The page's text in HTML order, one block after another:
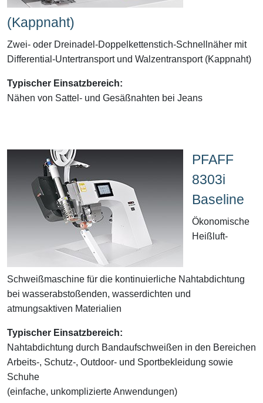
(Kappnaht)
Zwei- oder Dreinadel-Doppelkettenstich-Schnellnäher mit
Differential-Untertransport und Walzentransport (Kappnaht)
Typischer Einsatzbereich:
Nähen von Sattel- und Gesäßnahten bei Jeans
PFAFF
8303i
Baseline
Ökonomische
Heißluft-
Schweißmaschine für die kontinuierliche Nahtabdichtung
bei wasserabstoßenden, wasserdichten und
atmungsaktiven Materialien
Typischer Einsatzbereich:
Nahtabdichtung durch Bandaufschweißen in den Bereichen
Arbeits-, Schutz-, Outdoor- und Sportbekleidung sowie
Schuhe
(einfache, unkomplizierte Anwendungen)